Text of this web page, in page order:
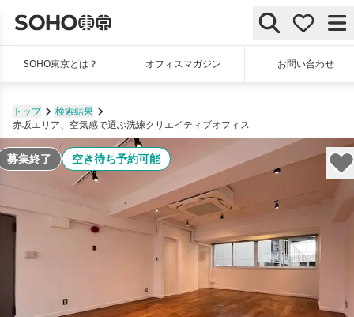
SOHO東京とは？ オフィスマガジン お問い合わせ
トップ
検索結果
赤坂エリア、空気感で選ぶ洗練クリエイティブオフィス
募集終了 空き待ち予約可能